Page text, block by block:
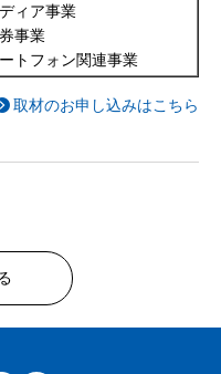
ィア事業
事業
トフォン関連事業
取材のお申し込みはこちら